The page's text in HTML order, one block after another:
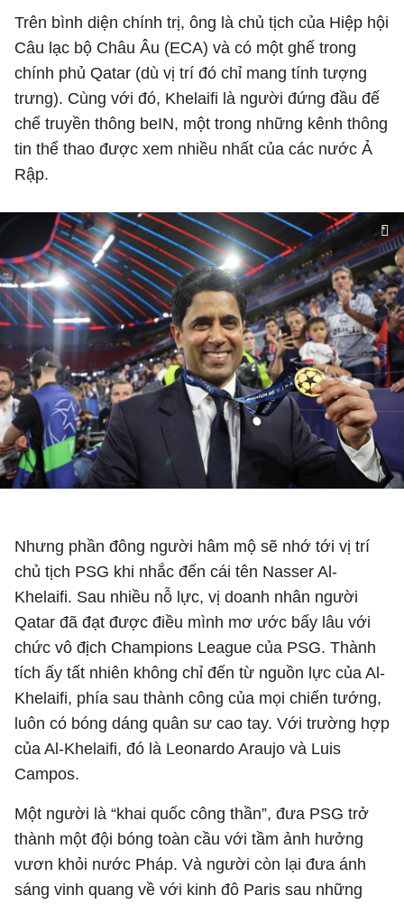
Trên bình diện chính trị, ông là chủ tịch của Hiệp hội
Câu lạc bộ Châu Âu (ECA) và có một ghế trong
chính phủ Qatar (dù vị trí đó chỉ mang tính tượng
trưng). Cùng với đó, Khelaifi là người đứng đầu đế
chế truyền thông beIN, một trong những kênh thông
tin thể thao được xem nhiều nhất của các nước Ả
Rập.
Nhưng phần đông người hâm mộ sẽ nhớ tới vị trí
chủ tịch PSG khi nhắc đến cái tên Nasser Al-
Khelaifi. Sau nhiều nỗ lực, vị doanh nhân người
Qatar đã đạt được điều mình mơ ước bấy lâu với
chức vô địch Champions League của PSG. Thành
tích ấy tất nhiên không chỉ đến từ nguồn lực của Al-
Khelaifi, phía sau thành công của mọi chiến tướng,
luôn có bóng dáng quân sư cao tay. Với trường hợp
của Al-Khelaifi, đó là Leonardo Araujo và Luis
Campos.
Một người là “khai quốc công thần”, đưa PSG trở
thành một đội bóng toàn cầu với tầm ảnh hưởng
vươn khỏi nước Pháp. Và người còn lại đưa ánh
sáng vinh quang về với kinh đô Paris sau những